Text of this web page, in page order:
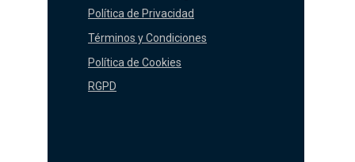
Política de Privacidad
RGPD
Política de Cookies
Términos y Condiciones